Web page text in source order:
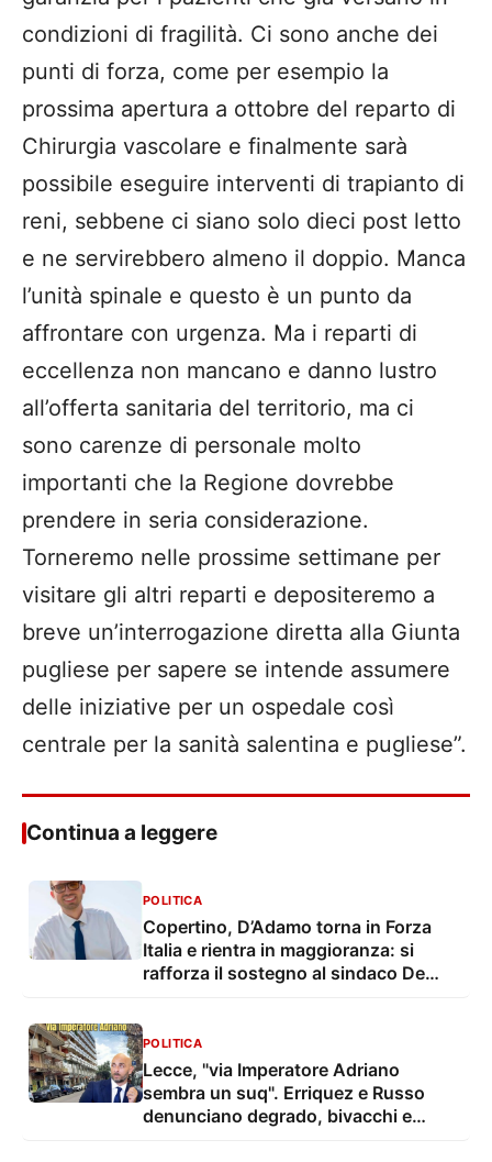
condizioni di fragilità. Ci sono anche dei
punti di forza, come per esempio la
prossima apertura a ottobre del reparto di
Chirurgia vascolare e finalmente sarà
possibile eseguire interventi di trapianto di
reni, sebbene ci siano solo dieci post letto
e ne servirebbero almeno il doppio. Manca
l’unità spinale e questo è un punto da
affrontare con urgenza. Ma i reparti di
eccellenza non mancano e danno lustro
all’offerta sanitaria del territorio, ma ci
sono carenze di personale molto
importanti che la Regione dovrebbe
prendere in seria considerazione.
Torneremo nelle prossime settimane per
visitare gli altri reparti e depositeremo a
breve un’interrogazione diretta alla Giunta
pugliese per sapere se intende assumere
delle iniziative per un ospedale così
centrale per la sanità salentina e pugliese”.
Continua a leggere
POLITICA
Copertino, D’Adamo torna in Forza
Italia e rientra in maggioranza: si
rafforza il sostegno al sindaco De
POLITICA
Lecce, "via Imperatore Adriano
sembra un suq". Erriquez e Russo
denunciano degrado, bivacchi e